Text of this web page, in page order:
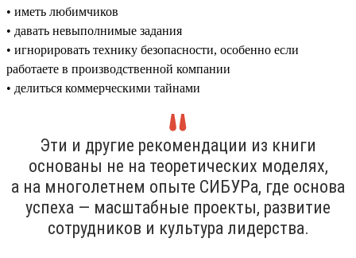
• иметь любимчиков
• давать невыполнимые задания
• игнорировать технику безопасности, особенно если
работаете в производственной компании
• делиться коммерческими тайнами
Эти и другие рекомендации из книги
основаны не на теоретических моделях,
а на многолетнем опыте СИБУРа, где основа
успеха — масштабные проекты, развитие
сотрудников и культура лидерства.